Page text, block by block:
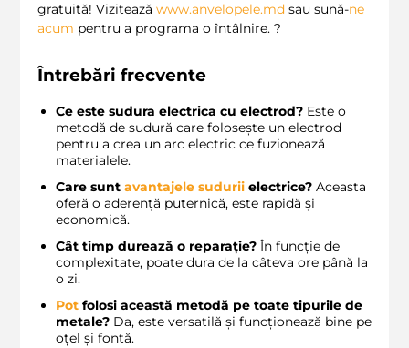
gratuită! Vizitează www.anvelopele.md sau sună-ne
acum pentru a programa o întâlnire. ?
Întrebări frecvente
Ce este sudura electrica cu electrod? Este o
metodă de sudură care folosește un electrod
pentru a crea un arc electric ce fuzionează
materialele.
Care sunt avantajele sudurii electrice? Aceasta
oferă o aderență puternică, este rapidă și
economică.
Cât timp durează o reparație? În funcție de
complexitate, poate dura de la câteva ore până la
o zi.
Pot folosi această metodă pe toate tipurile de
metale? Da, este versatilă și funcționează bine pe
oțel și fontă.